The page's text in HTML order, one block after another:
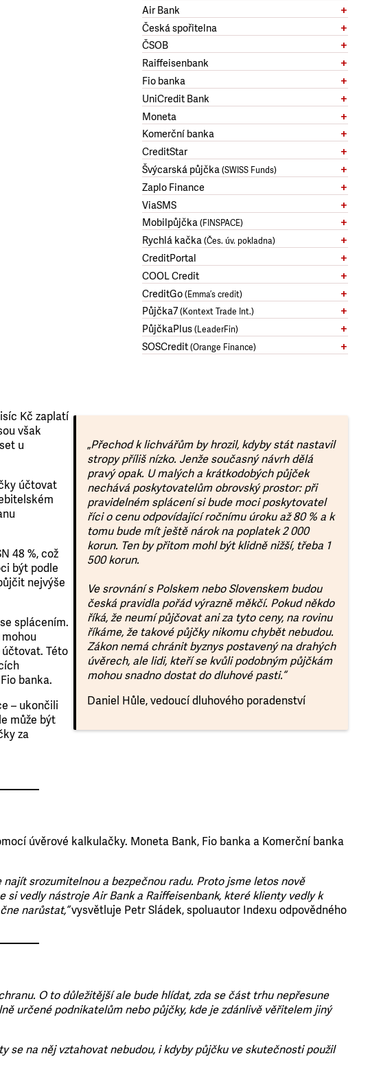
Air Bank
Česká spořitelna
ČSOB
Raiffeisenbank
Fio banka
UniCredit Bank
Moneta
Komerční banka
CreditStar
Švýcarská půjčka(SWISS Funds)
Zaplo Finance
ViaSMS
Mobilpůjčka(FINSPACE)
Rychlá kačka(Čes. úv. pokladna)
CreditPortal
COOL Credit
CreditGo(Emma’s credit)
Půjčka7(Kontext Trade Int.)
PůjčkaPlus(LeaderFin)
SOSCredit(Orange Finance)
Kč zaplatí
však
u
účtovat
48 %, což
být podle
nejvýše
splácením.
Této
banka.
– ukončili
může být
za
„Přechod k lichvářům by hrozil, kdyby stát nastavil
stropy příliš nízko. Jenže současný návrh dělá
pravý opak. U malých a krátkodobých půjček
nechává poskytovatelům obrovský prostor: při
pravidelném splácení si bude moci poskytovatel
říci o cenu odpovídající ročnímu úroku až 80 % a k
tomu bude mít ještě nárok na poplatek 2 000
korun. Ten by přitom mohl být klidně nižší, třeba 1
500 korun.
Ve srovnání s Polskem nebo Slovenskem budou
česká pravidla pořád výrazně měkčí. Pokud někdo
říká, že neumí půjčovat ani za tyto ceny, na rovinu
říkáme, že takové půjčky nikomu chybět nebudou.
Zákon nemá chránit byznys postavený na drahých
úvěrech, ale lidi, kteří se kvůli podobným půjčkám
mohou snadno dostat do dluhové pasti.“
Daniel Hůle, vedoucí dluhového poradenství
úvěrové kalkulačky. Moneta Bank, Fio banka a Komerční banka
srozumitelnou a bezpečnou radu. Proto jsme letos nově
vedly nástroje Air Bank a Raiffeisenbank, které klienty vedly k
narůstat,“vysvětluje Petr Sládek, spoluautor Indexu odpovědného
O to důležitější ale bude hlídat, zda se část trhu nepřesune
určené podnikatelům nebo půjčky, kde je zdánlivě věřitelem jiný
se na něj vztahovat nebudou, i kdyby půjčku ve skutečnosti použil